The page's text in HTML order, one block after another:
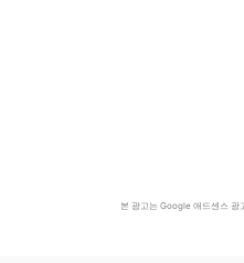
본 광고는 Google 애드센스 광